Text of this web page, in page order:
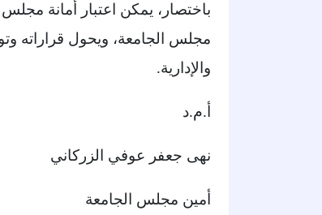
باختصار، يمكن اعتبار أمانة
مجلس الجامعة، ويحول قراراته
والإدارية.
أ.م.د
نهى جعفر عوفي الزركاني
أمين مجلس الجامعة